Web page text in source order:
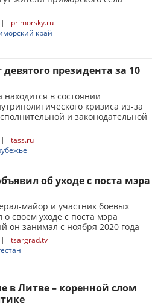
|
primorsky.ru
край
президента за 10
находится в состоянии
кризиса из-за
и законодательной
|
tass.ru
об уходе с поста мэра
майор и участник боевых
своём уходе с поста мэра
он занимал с ноября 2020 года
|
tsargrad.tv
в Литве – коренной слом